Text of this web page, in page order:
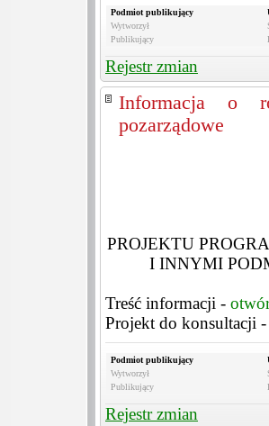
Podmiot publikujący
Wytworzył
Publikujący
Rejestr zmian
Informacja o
pozarządowe
PROJEKTU
I INNYMI
Treść informacji -
Projekt do konsultacji
Podmiot publikujący
Wytworzył
Publikujący
Rejestr zmian